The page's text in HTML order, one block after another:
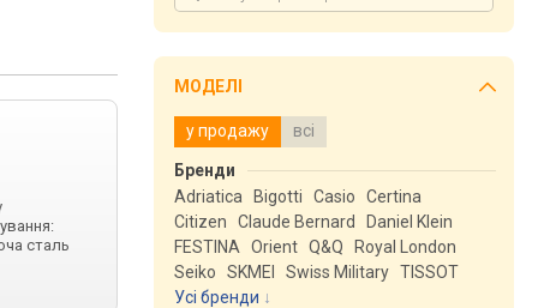
сталь
МОДЕЛІ
у продажу всі
Бренди
Adriatica
Bigotti Casio
Certina
Citizen
Claude Bernard
Daniel Klein
FESTINA
Orient Q&Q
Royal London
Seiko
SKMEI Swiss Military TISSOT
Усі бренди